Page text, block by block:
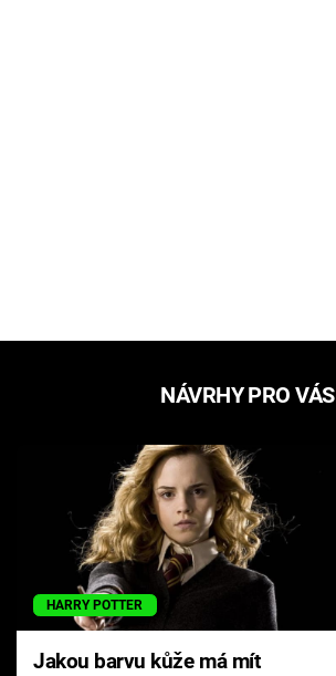
NÁVRHY PRO VÁS
HARRY POTTER
Jakou barvu kůže má mít